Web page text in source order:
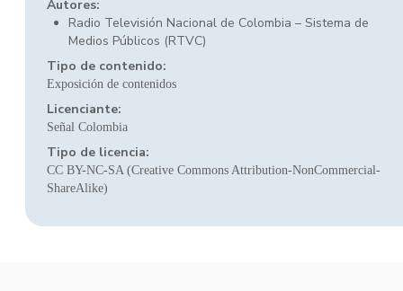
Autores:
Radio Televisión Nacional de Colombia – Sistema de
Medios Públicos (RTVC)
Tipo de contenido:
Exposición de contenidos
Licenciante:
Señal Colombia
Tipo de licencia:
CC BY-NC-SA (Creative Commons Attribution-NonCommercial-
ShareAlike)